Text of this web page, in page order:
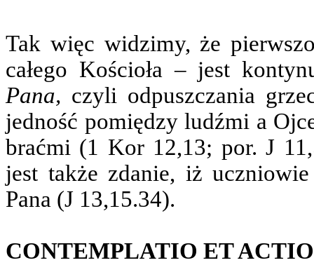
Tak więc widzimy, że
całego Kościoła – jest
Pana, czyli odpuszczania
jedność pomiędzy ludźmi a
braćmi (1 Kor 12,13; por. J
jest także zdanie, iż
Pana (J 13,15.34).
CONTEMPLATIO ET ACTIO